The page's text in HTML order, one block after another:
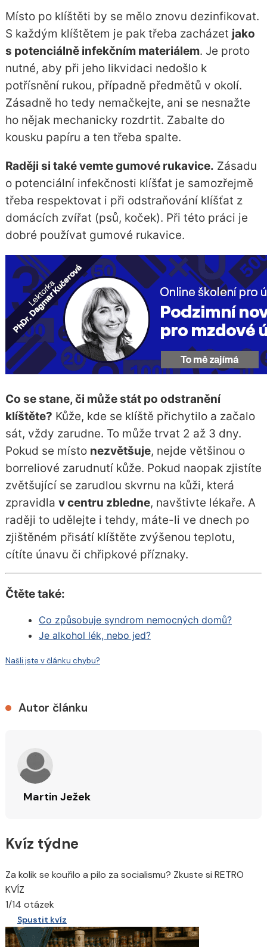
Místo po klíštěti by se mělo znovu dezinfikovat.
S každým klíštětem je pak třeba zacházet jako
s potenciálně infekčním materiálem. Je proto
nutné, aby při jeho likvidaci nedošlo k
potřísnění rukou, případně předmětů v okolí.
Zásadně ho tedy nemačkejte, ani se nesnažte
ho nějak mechanicky rozdrtit. Zabalte do
kousku papíru a ten třeba spalte.
Raději si také vemte gumové rukavice. Zásadu
o potenciální infekčnosti klíšťat je samozřejmě
třeba respektovat i při odstraňování klíšťat z
domácích zvířat (psů, koček). Při této práci je
dobré používat gumové rukavice.
Co se stane, či může stát po odstranění
klíštěte? Kůže, kde se klíště přichytilo a začalo
sát, vždy zarudne. To může trvat 2 až 3 dny.
Pokud se místo nezvětšuje, nejde většinou o
borreliové zarudnutí kůže. Pokud naopak zjistíte
zvětšující se zarudlou skvrnu na kůži, která
zpravidla v centru zbledne, navštivte lékaře. A
raději to udělejte i tehdy, máte-li ve dnech po
zjištěném přisátí klíštěte zvýšenou teplotu,
cítíte únavu či chřipkové příznaky.
Čtěte také:
Co způsobuje syndrom nemocných domů?
Je alkohol lék, nebo jed?
Našli jste v článku chybu?
Autor článku
Martin Ježek
Kvíz týdne
Za kolik se kouřilo a pilo za socialismu? Zkuste si RETRO
KVÍZ
1/14 otázek
Spustit kvíz